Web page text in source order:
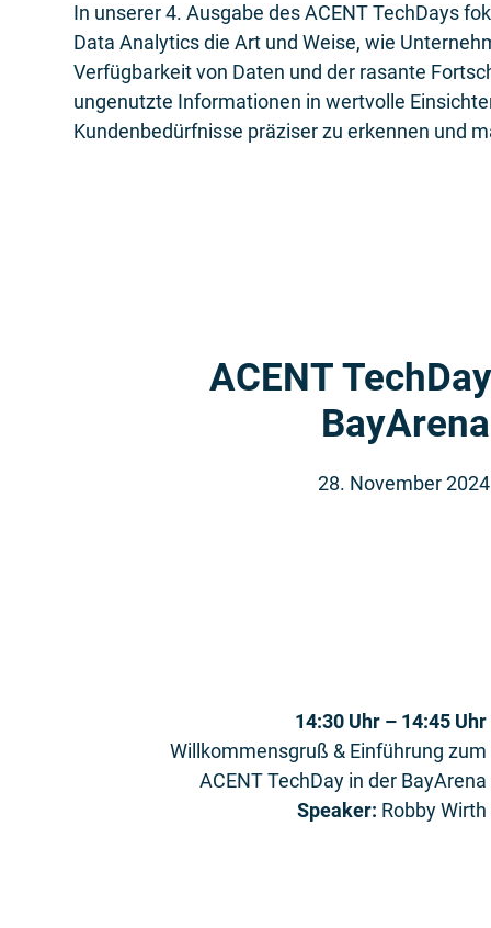
In unserer 4. Ausgabe des ACENT TechDays
Data Analytics die Art und Weise, wie
Verfügbarkeit von Daten und der rasante
ungenutzte Informationen in wertvolle
Kundenbedürfnisse präziser zu erkennen und
ACENT
BayArena
28. November
14:30 Uhr – 14:45 Uhr
Willkommensgruß & Einführung zum
ACENT TechDay in der BayArena
Speaker: Robby Wirth